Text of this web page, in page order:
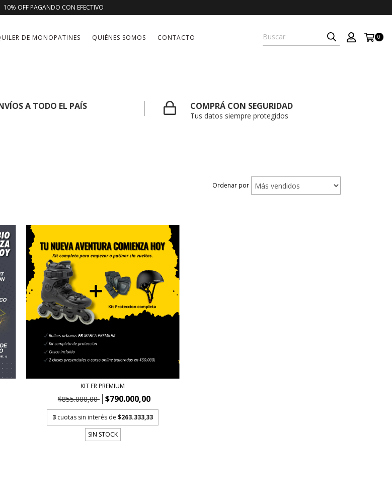
10% OFF PAGANDO CON EFECTIVO
DE MONOPATINES QUIÉNES SOMOS CONTACTO 0
A TODO EL PAÍS COMPRÁ CON SEGURIDAD
Tus datos siempre protegidos
Ordenar por
KIT FR PREMIUM
$855.000,00 $790.000,00
3 cuotas sin interés de$263.333,33
SIN STOCK